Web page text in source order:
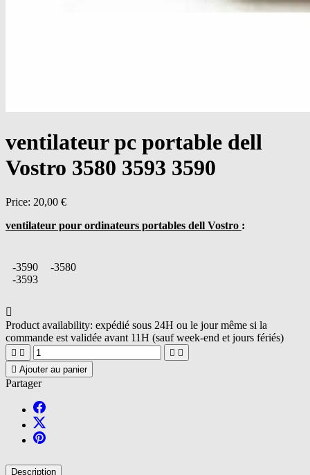
ventilateur pc portable dell
Vostro 3580 3593 3590
Price: 20,00 €
ventilateur pour ordinateurs portables dell Vostro :
-3590
-3593
-3580

Product availability: expédié sous 24H ou le jour même si la
commande est validée avant 11H (sauf week-end et jours fériés)
   
 Ajouter au panier
Partager
Description